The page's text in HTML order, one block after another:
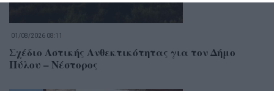
01/08/2026 08:11
Σχέδιο Αστικής Ανθεκτικότητας για τον Δήμο
Πύλου – Νέστορος